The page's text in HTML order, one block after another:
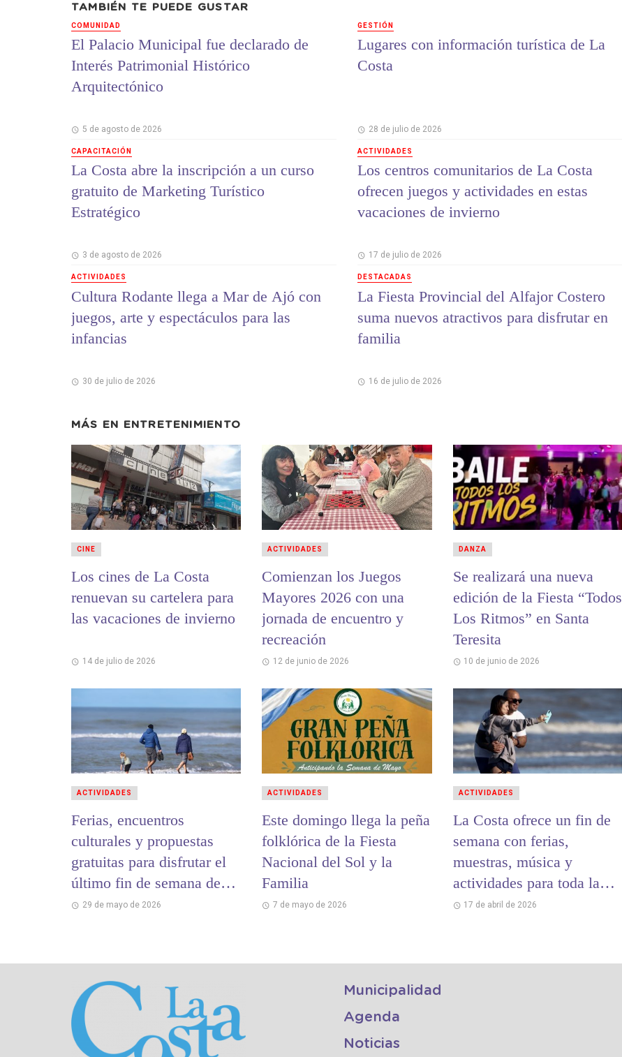
TAMBIÉN TE PUEDE GUSTAR
COMUNIDAD
El Palacio Municipal fue declarado de
Interés Patrimonial Histórico
Arquitectónico
5 de agosto de 2026
CAPACITACIÓN
La Costa abre la inscripción a un curso
gratuito de Marketing Turístico
Estratégico
3 de agosto de 2026
ACTIVIDADES
Cultura Rodante llega a Mar de Ajó con
juegos, arte y espectáculos para las
infancias
30 de julio de 2026
GESTIÓN
Lugares con información turística de La
Costa
28 de julio de 2026
ACTIVIDADES
Los centros comunitarios de La Costa
ofrecen juegos y actividades en estas
vacaciones de invierno
17 de julio de 2026
DESTACADAS
La Fiesta Provincial del Alfajor Costero
suma nuevos atractivos para disfrutar en
familia
16 de julio de 2026
MÁS EN ENTRETENIMIENTO
Los cines de La Costa
renuevan su cartelera para
las vacaciones de invierno
14 de julio de 2026
CINE
Comienzan los Juegos
Mayores 2026 con una
jornada de encuentro y
recreación
12 de junio de 2026
ACTIVIDADES
Se realizará una nueva
edición de la Fiesta “Todos
Los Ritmos” en Santa
Teresita
10 de junio de 2026
DANZA
Ferias, encuentros
culturales y propuestas
gratuitas para disfrutar el
último fin de semana de
mayo en La Costa
29 de mayo de 2026
ACTIVIDADES
Este domingo llega la peña
folklórica de la Fiesta
Nacional del Sol y la
Familia
7 de mayo de 2026
ACTIVIDADES
La Costa ofrece un fin de
semana con ferias,
muestras, música y
actividades para toda la
familia
17 de abril de 2026
ACTIVIDADES
Municipalidad
Agenda
Noticias